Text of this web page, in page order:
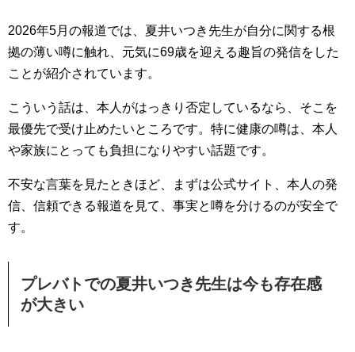
2026年5月の報道では、夏井いつき先生が自分に関する根
拠の薄い噂に触れ、元気に69歳を迎える趣旨の発信をした
ことが紹介されています。
こういう話は、本人がはっきり否定しているなら、そこを
最優先で受け止めたいところです。特に健康の噂は、本人
や家族にとっても負担になりやすい話題です。
不安な言葉を見たときほど、まずは公式サイト、本人の発
信、信頼できる報道を見て、事実と噂を分けるのが安全で
す。
プレバトでの夏井いつき先生は今も存在感
が大きい